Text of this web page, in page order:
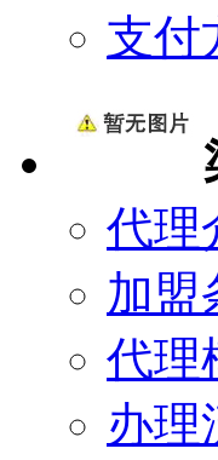
支付
代理
加盟
代理
办理